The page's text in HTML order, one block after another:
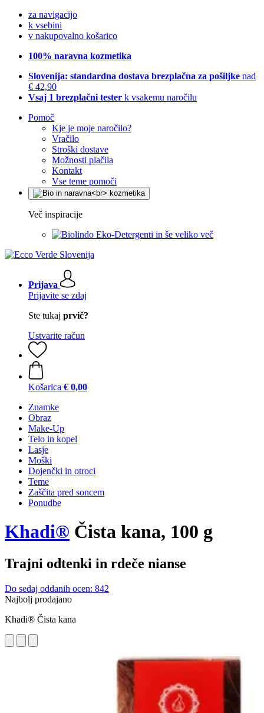
za navigacijo
k vsebini
v nakupovalno košarico
100% naravna kozmetika
Slovenija: standardna dostava brezplačna za pošiljke nad
€ 42,90
Vsaj 1 brezplačni tester k vsakemu naročilu
Pomoč
Kje je moje naročilo?
Vračilo
Stroški dostave
Možnosti plačila
Kontakt
Vse teme pomoči
Več inspiracije
Eko-Detergenti in še veliko več
Prijava
Prijavite se zdaj
Ste tukaj prvič?
Ustvarite račun
Košarica € 0,00
Znamke
Obraz
Make-Up
Telo in kopel
Lasje
Moški
Dojenčki in otroci
Teme
Zaščita pred soncem
Ponudbe
Khadi® Čista kana, 100 g
Trajni odtenki in rdeče nianse
Do sedaj oddanih ocen: 842
Najbolj prodajano
Khadi® Čista kana